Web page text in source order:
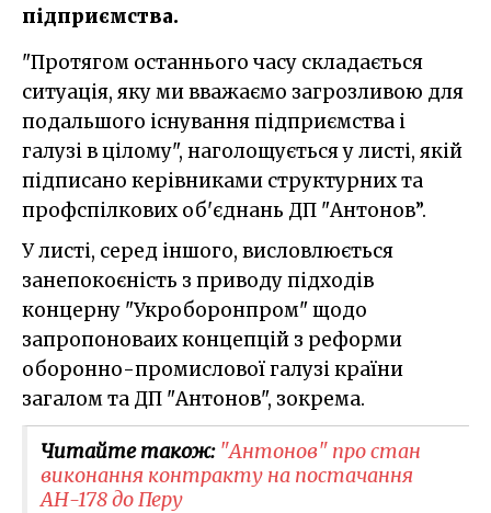
підприємства.
"Протягом останнього часу складається
ситуація, яку ми вважаємо загрозливою для
подальшого існування підприємства і
галузі в цілому", наголощується у листі, якій
підписано керівниками структурних та
профспілкових об'єднань ДП "Антонов”.
У листі, серед іншого, висловлюється
занепокоєність з приводу підходів
концерну "Укроборонпром" щодо
запропоноваих концепцій з реформи
оборонно-промислової галузі країни
загалом та ДП "Антонов", зокрема.
Читайте також: "Антонов" про стан
виконання контракту на постачання
АН-178 до Перу